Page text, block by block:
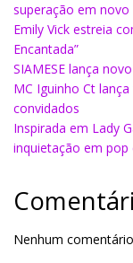
superação em
Emily Vick estreia
Encantada”
SIAMESE lança
MC Iguinho Ct
convidados
Inspirada em Lady
inquietação em pop
Nenhum